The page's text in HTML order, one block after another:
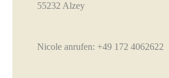
55232 Alzey
Nicole anrufen: +49 172 4062622